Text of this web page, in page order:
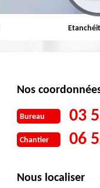
Nos
Bureau 03
Chantier 06
Nous localiser